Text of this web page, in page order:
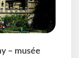
– musée